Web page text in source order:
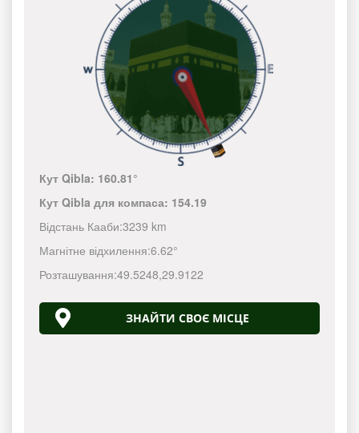
Кут Qibla: 160.81°
Кут Qibla для компаса: 154.19
Відстань Кааби:3239 km
Магнітне відхилення:6.62°
Розташування:49.5248,29.9122
ЗНАЙТИ СВОЄ МІСЦЕ